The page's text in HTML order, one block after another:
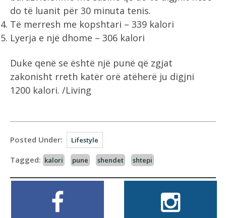
do të luanit për 30 minuta tenis.
Të merresh me kopshtari – 339 kalori
Lyerja e një dhome – 306 kalori
Duke qenë se është një punë që zgjat
zakonisht rreth katër orë atëherë ju digjni
1200 kalori. /Living
Posted Under: Lifestyle
Tagged: kalori pune shendet shtepi